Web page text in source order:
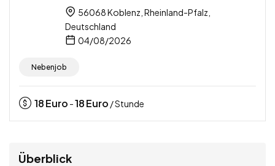
56068 Koblenz, Rheinland-Pfalz,
Deutschland
04/08/2026
Nebenjob
18Euro -18Euro / Stunde
Überblick